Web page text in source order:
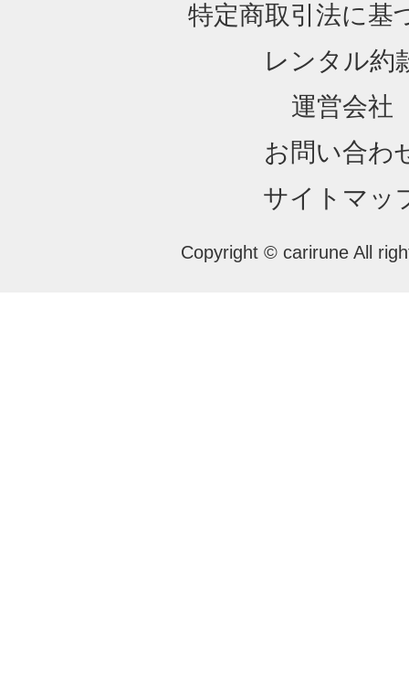
特定商取引法に基
レンタル約
運営会社
お問い合わ
サイトマッ
Copyright © carirune All